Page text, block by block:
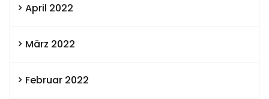
April 2022
März 2022
Februar 2022